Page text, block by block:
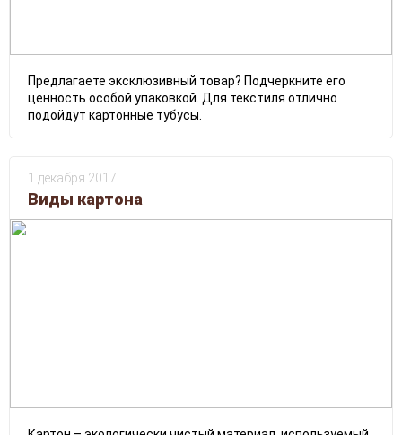
Предлагаете эксклюзивный товар? Подчеркните его
ценность особой упаковкой. Для текстиля отлично
подойдут картонные тубусы.
1 декабря 2017
Виды картона